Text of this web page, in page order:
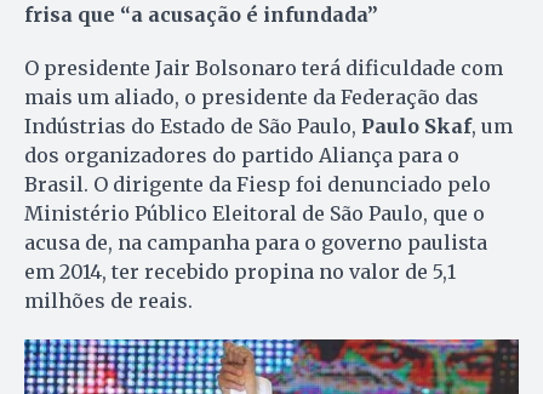
frisa que “a acusação é infundada”
O presidente Jair Bolsonaro terá dificuldade com
mais um aliado, o presidente da Federação das
Indústrias do Estado de São Paulo, Paulo Skaf, um
dos organizadores do partido Aliança para o
Brasil. O dirigente da Fiesp foi denunciado pelo
Ministério Público Eleitoral de São Paulo, que o
acusa de, na campanha para o governo paulista
em 2014, ter recebido propina no valor de 5,1
milhões de reais.